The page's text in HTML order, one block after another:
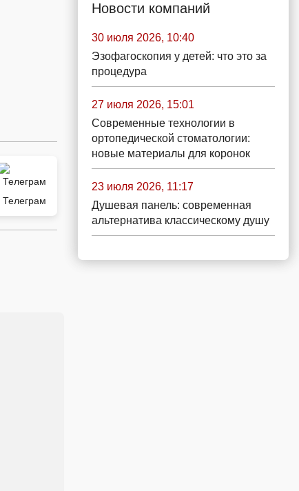
Телеграм
Новости компаний
30 июля 2026, 10:40
Эзофагоскопия у детей: что это за
процедура
27 июля 2026, 15:01
Современные технологии в
ортопедической стоматологии:
новые материалы для коронок
23 июля 2026, 11:17
Душевая панель: современная
альтернатива классическому душу